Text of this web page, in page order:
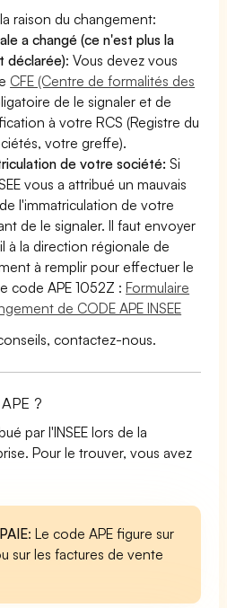
raison du changement:
a changé (ce n'est plus la
déclarée): Vous devez vous
CFE (Centre de formalités des
de le signaler et de
à votre RCS (Registre du
votre greffe).
de votre société:Si
vous a attribué un mauvais
l'immatriculation de votre
de le signaler. Il faut envoyer
à la direction régionale de
à remplir pour effectuer le
code APE 1052Z :Formulaire
de CODE APE INSEE
contactez-nous.
?
par l'INSEE lors de la
Pour le trouver, vous avez
: Le code APE figure sur
sur les factures de vente